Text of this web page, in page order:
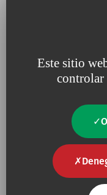
Este sitio
controlar
Referencias
Código
Añadir a mis favoritos
394041